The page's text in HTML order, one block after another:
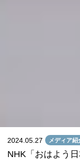
2024.05.27 メディア紹
NHK「おはよう